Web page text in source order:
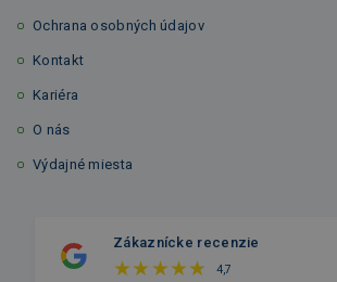
Ochrana osobných údajov
Kontakt
Kariéra
O nás
Výdajné miesta
Zákaznícke recenzie
4,7